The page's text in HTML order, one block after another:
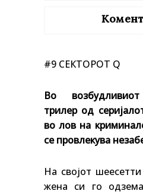
#9 СЕКТОРОТ Q
Во
трилер од
во лов на
се провлекува
На својот
жена си го